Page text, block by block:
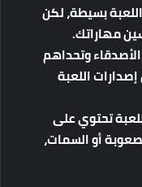
بسيطة، لكن
مهاراتك.
وتحداهم
اللعبة
تحتوي على
أو السمات،